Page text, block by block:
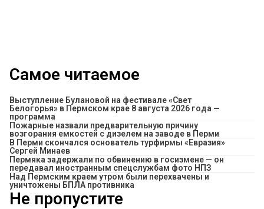
Самое читаемое
Выступление Булановой на фестивале «Свет
Белогорья» в Пермском крае 8 августа 2026 года —
программа
Пожарные назвали предварительную причину
возгорания емкостей с дизелем на заводе в Перми
В Перми скончался основатель турфирмы «Евразия»
Сергей Минаев
Пермяка задержали по обвинению в госизмене — он
передавал иностранным спецслужбам фото НПЗ
Над Пермским краем утром были перехвачены и
уничтожены БПЛА противника
Не пропустите